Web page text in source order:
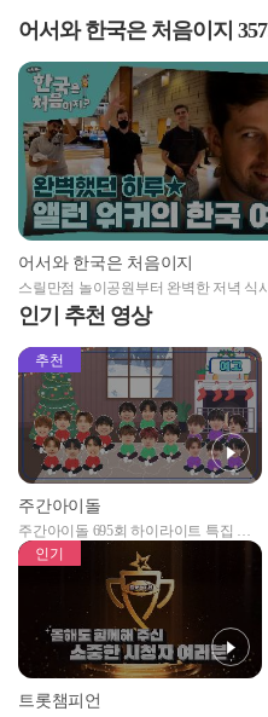
어서와 한국은 처음이지
어서와 한국은 처음이지
스릴만점 놀이공원부터 완벽한 저녁 식
워커의 완벽했던 한국 여행✨
인기 추천 영상
추천
주간아이돌
주간아이돌 695회 하이라이트 특집 남
자아이돌편 예고
인기
트롯챔피언